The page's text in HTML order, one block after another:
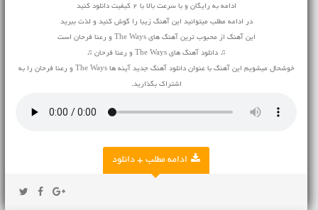
ادامه به رایگان و با سرعت بالا با 2 کیفیت دانلود کنید
در ادامه مطلب میتوانید این آهنگ زیبا را گوش کنید و لذت ببرید
این آهنگ از محبوب ترین آهنگ های The Ways و رعنا فرحان است
♫ دانلود آهنگ های The Ways و رعنا فرحان ♫
خوشحال میشویم این آهنگ با عنوان دانلود آهنگ جدید آینه ها The Ways و رعنا فرحان را به
اشتراک بگذارید.
ادامه مطلب + دانلود